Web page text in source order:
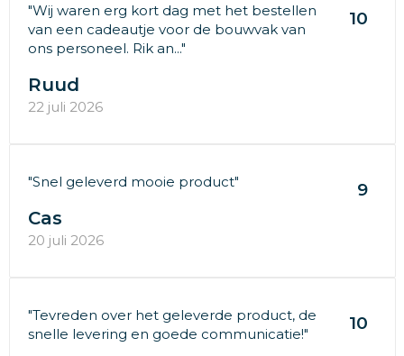
"Wij waren erg kort dag met het bestellen
van een cadeautje voor de bouwvak van
ons personeel. Rik an..."
10
Ruud
22 juli 2026
"Snel geleverd mooie product" 9
Cas
20 juli 2026
"Tevreden over het geleverde product, de
snelle levering en goede communicatie!"
10